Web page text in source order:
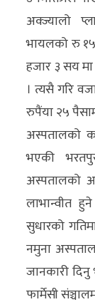
अक्ज्यालो
भायलको रु
हजार ३ सय
। त्यसै गरि
रुपैंया २५
अस्पतालको
भएकी
अस्पतालको
लाभान्वीत
सुधारको
नमुना
जानकारी
फार्मेसी